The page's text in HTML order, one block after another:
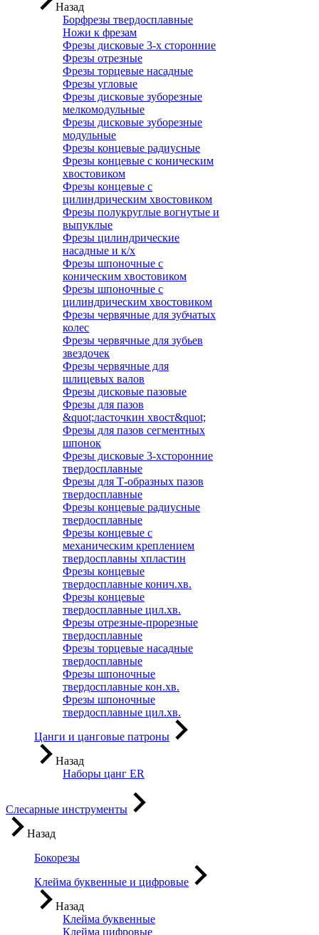
Назад
Борфрезы твердосплавные
Ножи к фрезам
Фрезы дисковые 3-х сторонние
Фрезы отрезные
Фрезы торцевые насадные
Фрезы угловые
Фрезы дисковые зуборезные
мелкомодульные
Фрезы дисковые зуборезные
модульные
Фрезы концевые радиусные
Фрезы концевые с коническим
хвостовиком
Фрезы концевые с
цилиндрическим хвостовиком
Фрезы полукруглые вогнутые и
выпуклые
Фрезы цилиндрические
насадные и к/х
Фрезы шпоночные с
коническим хвостовиком
Фрезы шпоночные с
цилиндрическим хвостовиком
Фрезы червячные для зубчатых
колес
Фрезы червячные для зубьев
звездочек
Фрезы червячные для
шлицевых валов
Фрезы дисковые пазовые
Фрезы для пазов
&quot;ласточкин хвост&quot;
Фрезы для пазов сегментных
шпонок
Фрезы дисковые 3-хсторонние
твердосплавные
Фрезы для Т-образных пазов
твердосплавные
Фрезы концевые радиусные
твердосплавные
Фрезы концевые с
механическим креплением
твердосплавны хпластин
Фрезы концевые
твердосплавные конич.хв.
Фрезы концевые
твердосплавные цил.хв.
Фрезы отрезные-прорезные
твердосплавные
Фрезы торцевые насадные
твердосплавные
Фрезы шпоночные
твердосплавные кон.хв.
Фрезы шпоночные
твердосплавные цил.хв.
Цанги и цанговые патроны
Назад
Наборы цанг ER
Слесарные инструменты
Назад
Бокорезы
Клейма буквенные и цифровые
Назад
Клейма буквенные
Клейма цифровые